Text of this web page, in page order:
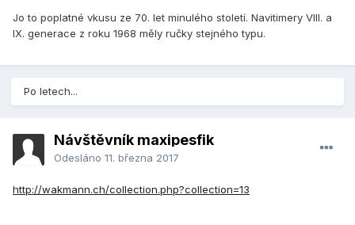
Jo to poplatné vkusu ze 70. let minulého století. Navitimery VIII. a
IX. generace z roku 1968 měly ručky stejného typu.
Po letech...
Návštěvník maxipesfik
Odesláno 11. března 2017
http://wakmann.ch/collection.php?collection=13